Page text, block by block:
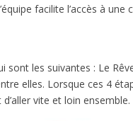
facilite l’accès à
les suivantes : Le
elles. Lorsque ces 4
vite et loin ensemble.